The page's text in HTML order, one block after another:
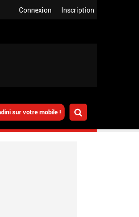
Inscription
Connexion
sur votre mobile !